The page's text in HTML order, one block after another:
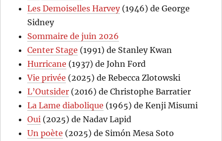
Les Demoiselles Harvey(1946) de George
Sidney
Sommaire de juin 2026
Center Stage (1991) de Stanley Kwan
Hurricane (1937) de John Ford
Vie privée (2025) de Rebecca Zlotowski
L’Outsider (2016) de Christophe Barratier
La Lame diabolique (1965) de Kenji Misumi
Oui (2025) de Nadav Lapid
Un poète (2025) de Simón Mesa Soto